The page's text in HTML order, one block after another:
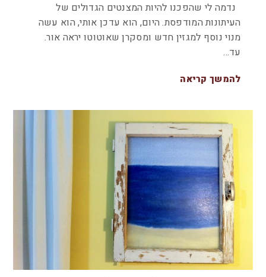
נדמה לי שהפכנו להיות המצנטים הגדולים של
העיתונות המודפסת. היום, הוא עדכן אותי, הוא עשה
מנוי נוסף למגזין חדש ומסקרן שאוטוטו יראה אור.
עד…
להמשך קריאה